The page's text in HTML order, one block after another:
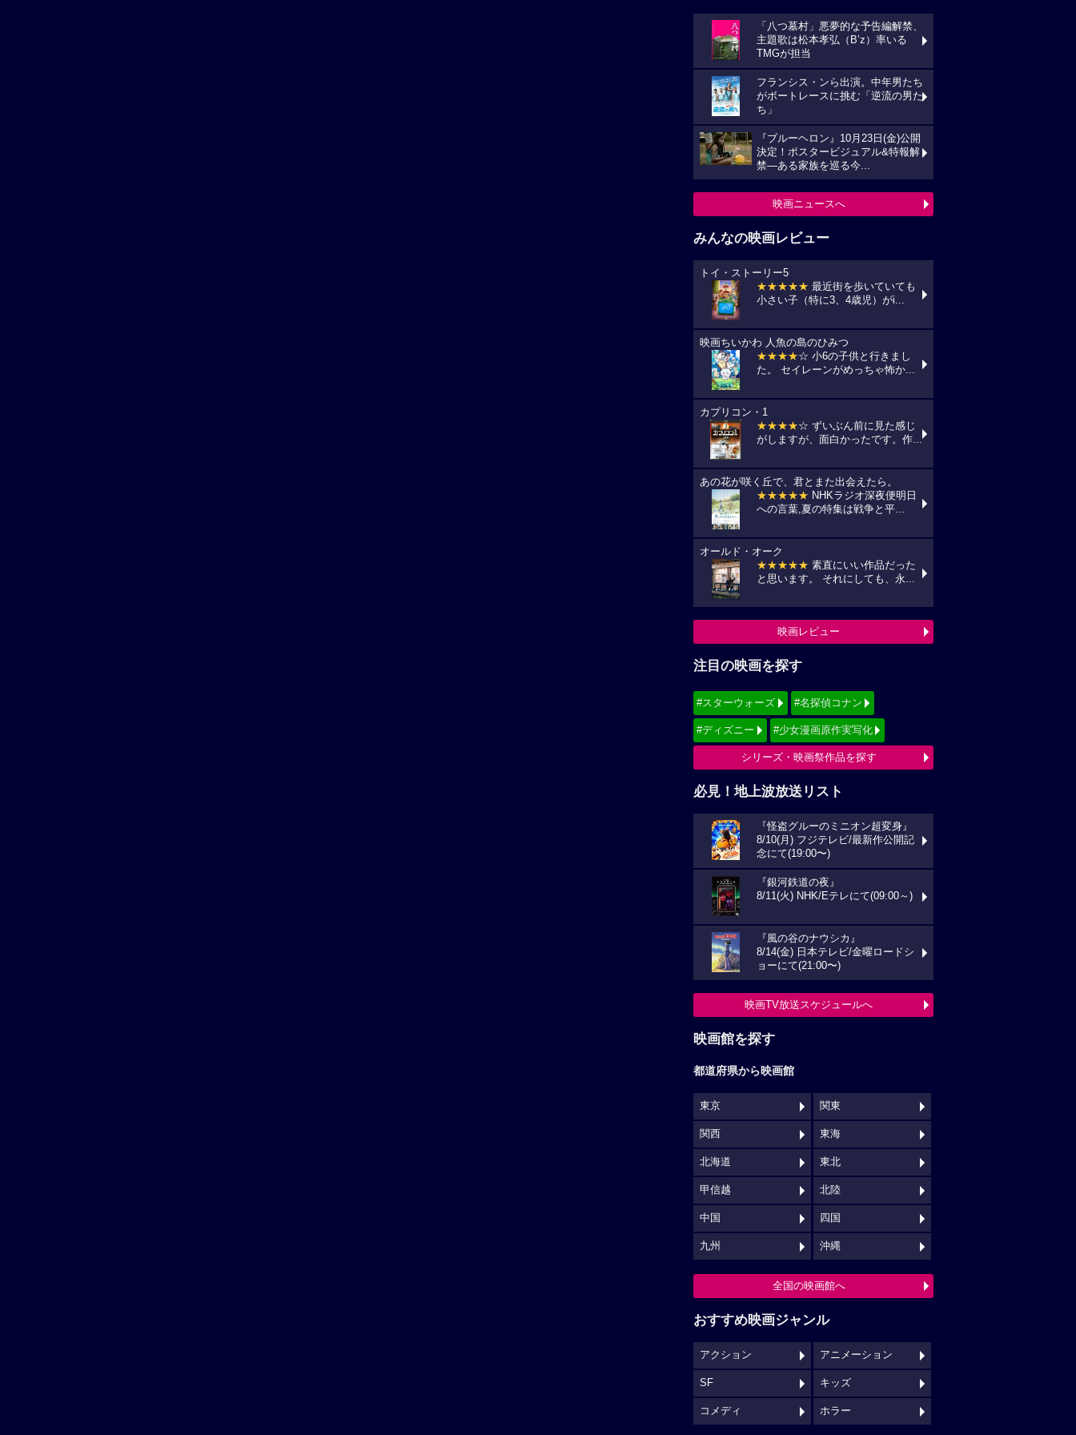
「八つ墓村」悪夢的な予告編解禁、
主題歌は松本孝弘（B’z）率いる
TMGが担当
フランシス・ンら出演。中年男たち
がボートレースに挑む「逆流の男た
ち」
『ブルーヘロン』10月23日(金)公開
決定！ポスタービジュアル&特報解
禁―ある家族を巡る今...
映画ニュースへ
みんなの映画レビュー
トイ・ストーリー5
★★★★★ 最近街を歩いていても
小さい子（特に3、4歳児）がi...
映画ちいかわ 人魚の島のひみつ
★★★★☆ 小6の子供と行きまし
た。 セイレーンがめっちゃ怖か...
カプリコン・1
★★★★☆ ずいぶん前に見た感じ
がしますが、面白かったです。作...
あの花が咲く丘で、君とまた出会えたら。
★★★★★ NHKラジオ深夜便明日
への言葉,夏の特集は戦争と平...
オールド・オーク
★★★★★ 素直にいい作品だった
と思います。 それにしても、永...
映画レビュー
注目の映画を探す
#スターウォーズ #名探偵コナン
#ディズニー #少女漫画原作実写化
シリーズ・映画祭作品を探す
必見！地上波放送リスト
『怪盗グルーのミニオン超変身』
8/10(月) フジテレビ/最新作公開記
念にて(19:00〜)
『銀河鉄道の夜』
8/11(火) NHK/Eテレにて(09:00～)
『風の谷のナウシカ』
8/14(金) 日本テレビ/金曜ロードシ
ョーにて(21:00〜)
映画TV放送スケジュールへ
映画館を探す
都道府県から映画館
東京 関東
関西 東海
北海道 東北
甲信越 北陸
中国 四国
九州 沖縄
全国の映画館へ
おすすめ映画ジャンル
アクション アニメーション
SF キッズ
コメディ ホラー